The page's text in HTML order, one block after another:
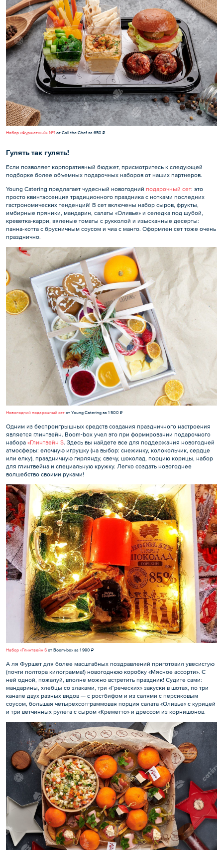
Набор «Фуршетный» №1 от Call the Chef за 650 ₽
Гулять так гулять!
Если позволяет корпоративный бюджет, присмотритесь к следующей
подборке более объемных подарочных наборов от наших партнеров.
Young Catering предлагает чудесный новогодний подарочный сет: это
просто квинтэссенция традиционного праздника с нотками последних
гастрономических тенденций! В сет включены набор сыров, фрукты,
имбирные пряники, мандарин, салаты «Оливье» и селедка под шубой,
креветка-карри, вяленые томаты с рукколой и изысканные десерты:
панна-котта с брусничным соусом и чиа с манго. Оформлен сет тоже очень
празднично.
Новогодний подарочный сет от Young Catering за 1 500 ₽
Одним из беспроигрышных средств создания праздничного настроения
является глинтвейн. Boom-box учел это при формировании подарочного
набора «Глинтвейн S. Здесь вы найдете все для поддержания новогодней
атмосферы: елочную игрушку (на выбор: снежинку, колокольчик, сердце
или елку), праздничную гирлянду, свечу, шоколад, порцию корицы, набор
для глинтвейна и специальную кружку. Легко создать новогоднее
волшебство своими руками!
Набор «Глинтвейн S от Boom-box за 1 990 ₽
А ля Фуршет для более масштабных поздравлений приготовил увесистую
(почти полтора килограмма!) новогоднюю коробку «Мясное ассорти». С
ней одной, пожалуй, вполне можно встретить праздник! Судите сами:
мандарины, хлебцы со злаками, три «Греческих» закуски в шотах, по три
канапе двух разных видов — с ростбифом и из салями с персиковым
соусом, большая четырехсотграммовая порция салата «Оливье» с курицей
и три ветчинных рулета с сыром «Креметто» и дрессом из корнишонов.